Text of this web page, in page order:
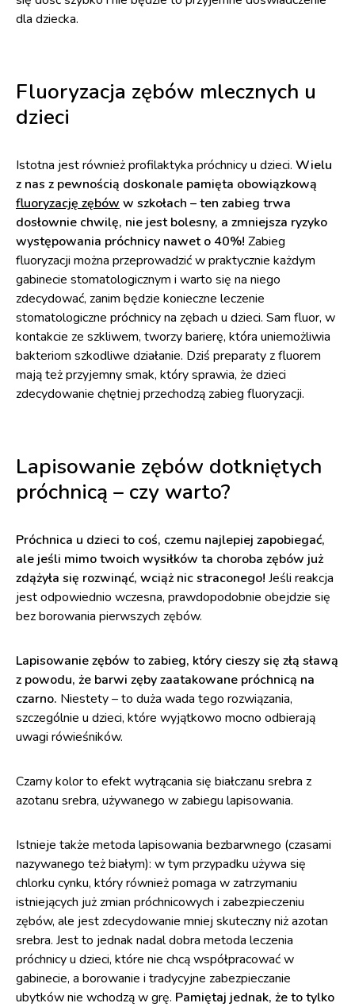
dla dziecka.
Fluoryzacja zębów mlecznych u
dzieci
Istotna jest również profilaktyka próchnicy u dzieci. Wielu
z nas z pewnością doskonale pamięta obowiązkową
fluoryzację zębów w szkołach – ten zabieg trwa
dosłownie chwilę, nie jest bolesny, a zmniejsza ryzyko
występowania próchnicy nawet o 40%! Zabieg
fluoryzacji można przeprowadzić w praktycznie każdym
gabinecie stomatologicznym i warto się na niego
zdecydować, zanim będzie konieczne leczenie
stomatologiczne próchnicy na zębach u dzieci. Sam fluor, w
kontakcie ze szkliwem, tworzy barierę, która uniemożliwia
bakteriom szkodliwe działanie. Dziś preparaty z fluorem
mają też przyjemny smak, który sprawia, że dzieci
zdecydowanie chętniej przechodzą zabieg fluoryzacji.
Lapisowanie zębów dotkniętych
próchnicą – czy warto?
Próchnica u dzieci to coś, czemu najlepiej zapobiegać,
ale jeśli mimo twoich wysiłków ta choroba zębów już
zdążyła się rozwinąć, wciąż nic straconego! Jeśli reakcja
jest odpowiednio wczesna, prawdopodobnie obejdzie się
bez borowania pierwszych zębów.
Lapisowanie zębów to zabieg, który cieszy się złą sławą
z powodu, że barwi zęby zaatakowane próchnicą na
czarno. Niestety – to duża wada tego rozwiązania,
szczególnie u dzieci, które wyjątkowo mocno odbierają
uwagi rówieśników.
Czarny kolor to efekt wytrącania się białczanu srebra z
azotanu srebra, używanego w zabiegu lapisowania.
Istnieje także metoda lapisowania bezbarwnego (czasami
nazywanego też białym): w tym przypadku używa się
chlorku cynku, który również pomaga w zatrzymaniu
istniejących już zmian próchnicowych i zabezpieczeniu
zębów, ale jest zdecydowanie mniej skuteczny niż azotan
srebra. Jest to jednak nadal dobra metoda leczenia
próchnicy u dzieci, które nie chcą współpracować w
gabinecie, a borowanie i tradycyjne zabezpieczanie
ubytków nie wchodzą w grę. Pamiętaj jednak, że to tylko